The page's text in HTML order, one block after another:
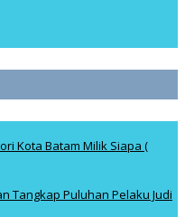
Kota Batam Milik Siapa (
Tangkap Puluhan Pelaku Judi